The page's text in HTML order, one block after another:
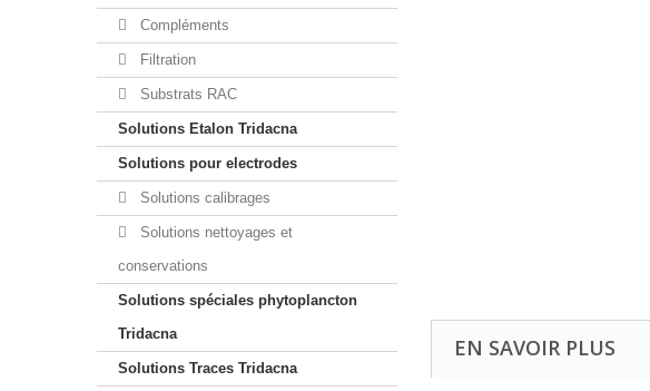
Compléments
Filtration
Substrats RAC
Solutions Etalon Tridacna
Solutions pour electrodes
Solutions calibrages
Solutions nettoyages et
conservations
Solutions spéciales phytoplancton
Tridacna
Solutions Traces Tridacna
EN SAVOIR PLUS